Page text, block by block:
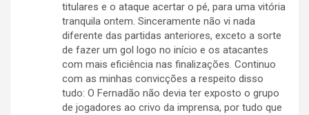
titulares e o ataque acertar o pé, para uma vitória
tranquila ontem. Sinceramente não vi nada
diferente das partidas anteriores, exceto a sorte
de fazer um gol logo no início e os atacantes
com mais eficiência nas finalizações. Continuo
com as minhas convicções a respeito disso
tudo: O Fernadão não devia ter exposto o grupo
de jogadores ao crivo da imprensa, por tudo que